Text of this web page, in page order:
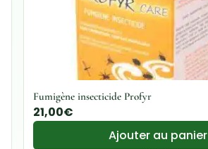
Fumigène insecticide Profyr
21,00€
Ajouter au panier